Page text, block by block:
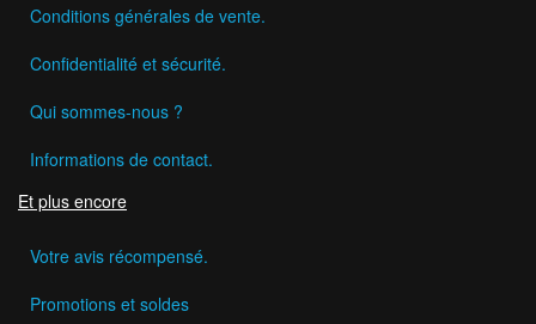
Conditions générales de vente.
Confidentialité et sécurité.
Qui sommes-nous ?
Informations de contact.
Et plus encore
Votre avis récompensé.
Promotions et soldes